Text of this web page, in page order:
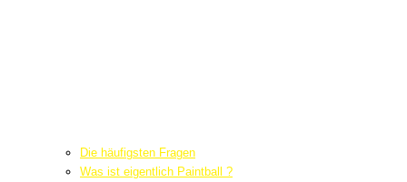
Die häufigsten Fragen
Was ist eigentlich Paintball ?